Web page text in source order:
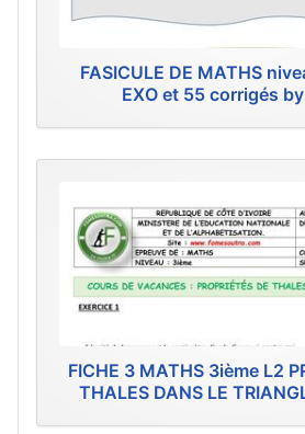
FASICULE DE MATHS
EXO et 55 corrigés
FICHE 3 MATHS 3ième L2
THALES DANS LE